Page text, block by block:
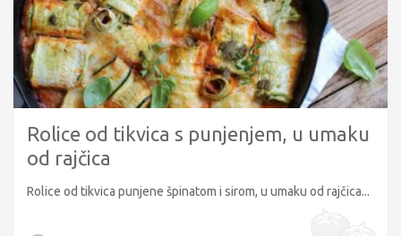
Rolice od tikvica s punjenjem, u umaku
od rajčica
Rolice od tikvica punjene špinatom i sirom, u umaku od rajčica...